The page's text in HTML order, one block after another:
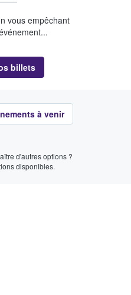
vous empêchant
billets
à venir
d'autres options ?
disponibles.